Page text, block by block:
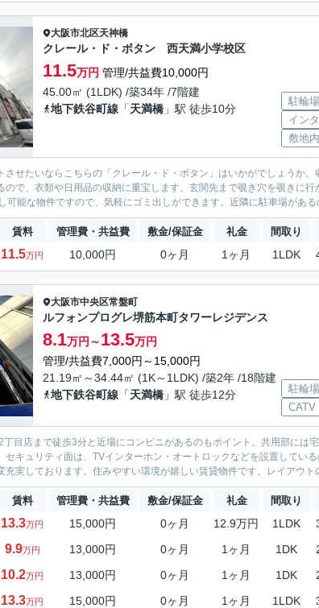
大阪市北区天神橋
クレール・ド・ボタン 西天満小学校区
11.5万円 管理/共益費10,000円
45.00㎡ (1LDK) /築34年 /7階建
地下鉄谷町線 「天満橋 」駅 徒歩10分
駐輪場
イン
敷地
させたいならこちらの「クレール・ド・ボタン」はいかがでしょうか
ので、衣類や日用品の収納に重宝します。玄関先まで覗き穴を覗きに
可能な物件ですので、気軽にゴミ出しができます。近隣に駐車場があ
賃料 管理費・共益費 敷金/保証金 礼金 間取り
11.5万円 10,000円 0ヶ月 1ヶ月 1LDK
大阪市中央区常盤町
ルフォンプログレ堺筋本町タワーレジデンス
8.1万円～13.5万円
管理/共益費7,000円～15,000円
21.19㎡～34.44㎡ (1K～1LDK) /築2年 /18階建
地下鉄谷町線 「天満橋 」駅 徒歩12分 駐輪場
CATV
丁目店まで徒歩3分と近場にコンビニがあるのもポイント。共用部には
セキュリティ面は、TVインターホン・オートロックなどを設置してい
充実しております。住みやすい環境が嬉しい賃貸物件です。レイアウ
賃料 管理費・共益費 敷金/保証金 礼金 間取り
13.3万円 15,000円 0ヶ月 12.9万円 1LDK
9.9万円 13,000円 0ヶ月 1ヶ月 1DK
10.2万円 13,000円 0ヶ月 1ヶ月 1DK
13.3万円 15,000円 0ヶ月 1ヶ月 1LDK